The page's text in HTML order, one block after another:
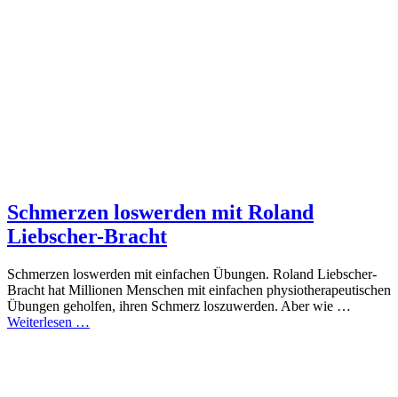
Schmerzen loswerden mit Roland
Liebscher-Bracht
Schmerzen loswerden mit einfachen Übungen. Roland Liebscher-
Bracht hat Millionen Menschen mit einfachen physiotherapeutischen
Übungen geholfen, ihren Schmerz loszuwerden. Aber wie …
Weiterlesen …